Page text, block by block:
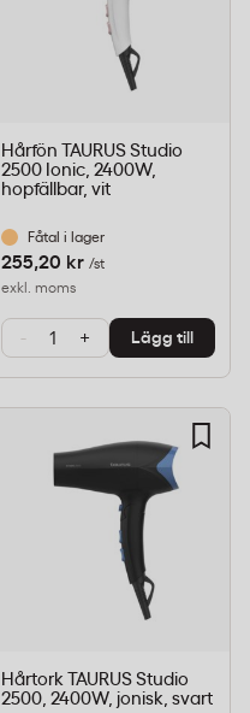
Hårfön TAURUS Studio
2500 Ionic, 2400W,
hopfällbar, vit
Fåtal i lager
255,20 kr /st
exkl. moms
- + Lägg till
Hårtork TAURUS Studio
2500, 2400W, jonisk, svart